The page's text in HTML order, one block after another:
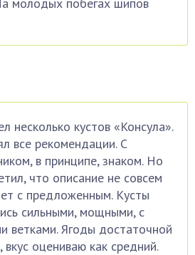
несколько кустов «Консула».
все рекомендации. С
в принципе, знаком. Но
что описание не совсем
с предложенным. Кусты
сильными, мощными, с
ветками. Ягоды достаточной
вкус оцениваю как средний.